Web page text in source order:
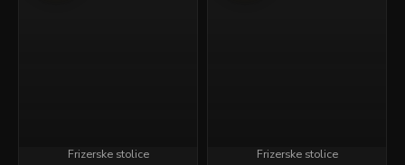
Frizerske stolice Frizerske stolice